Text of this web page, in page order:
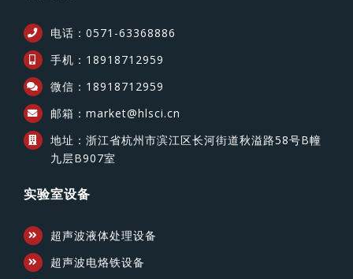
电话：0571-63368886
手机：18918712959
微信：18918712959
邮箱：market@hlsci.cn
地址：浙江省杭州市滨江区长河街道秋溢路58号B幢
九层B907室
实验室设备
超声波液体处理设备
超声波电烙铁设备